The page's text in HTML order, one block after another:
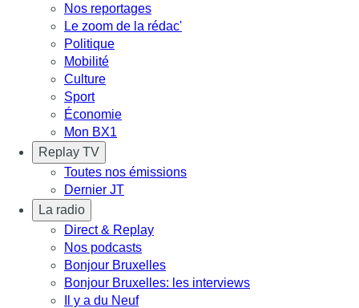
Nos reportages
Le zoom de la rédac'
Politique
Mobilité
Culture
Sport
Économie
Mon BX1
Replay TV
Toutes nos émissions
Dernier JT
La radio
Direct & Replay
Nos podcasts
Bonjour Bruxelles
Bonjour Bruxelles: les interviews
Il y a du Neuf